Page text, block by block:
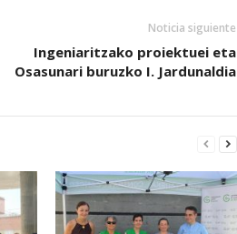
Noticia siguiente
Ingeniaritzako proiektuei eta
Osasunari buruzko I. Jardunaldia